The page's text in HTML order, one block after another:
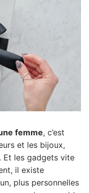
femme, c’est
et les bijoux,
Et les gadgets vite
il existe
plus personnelles